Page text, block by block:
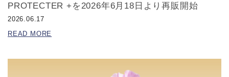
PROTECTER +を2026年6月18日より再販開始
2026.06.17
READ MORE